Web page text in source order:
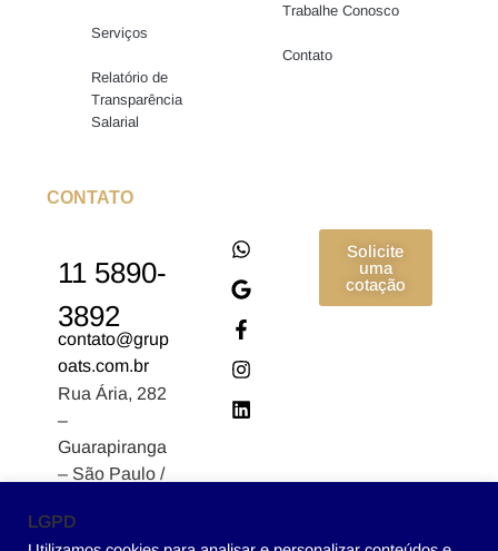
Serviços
Relatório de
Transparência
Salarial
Trabalhe Conosco
Contato
CONTATO
11 5890-
3892
contato@grup
oats.com.br
Rua Ária, 282
–
Guarapiranga
– São Paulo /
04902-170
Solicite
uma
cotação
LGPD